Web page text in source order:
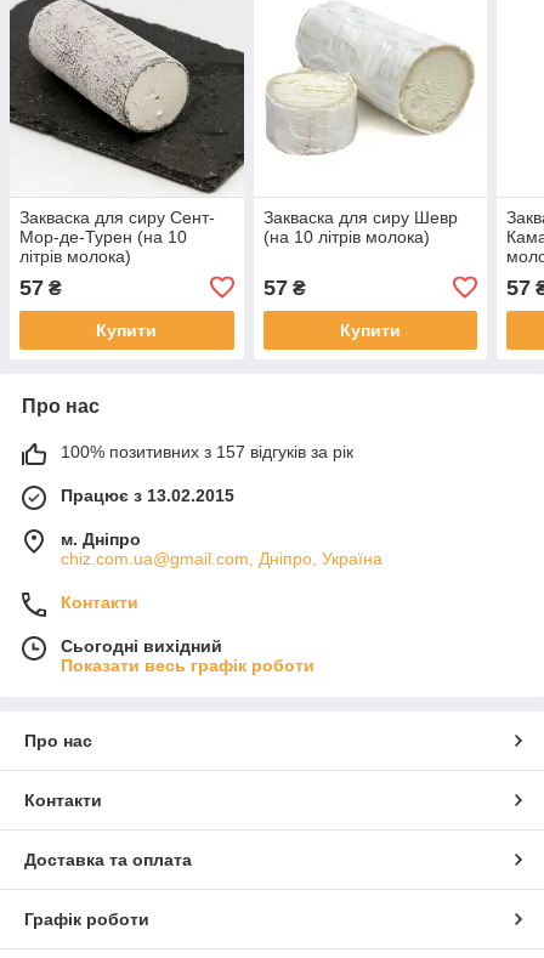
Закваска для сиру Сент-
Мор-де-Турен (на 10
літрів молока)
57 ₴
Купити
Закваска для сиру Шевр
(на 10 літрів молока)
57₴
Купити
57
Про нас
100% позитивних з 157 відгуків за рік
Працює з 13.02.2015
м. Дніпро
chiz.com.ua@gmail.com, Дніпро, Україна
Контакти
Сьогодні вихідний
Показати весь графік роботи
Про нас
Контакти
Доставка та оплата
Графік роботи